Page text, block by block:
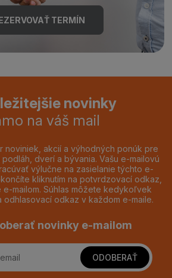
TERMÍN
novinky
na váš mail
noviniek, akcií a výhodných ponúk pre
dverí a bývania. Vašu e-mailovú
výlučne na zasielanie týchto e-
kliknutím na potvrdzovací odkaz,
e-mailom. Súhlas môžete kedykoľvek
odhlasovací odkaz v každom e-maile.
novinky e-mailom
ODOBERAŤ